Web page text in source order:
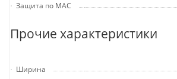
Защита по MAC
Прочие характеристики
Ширина